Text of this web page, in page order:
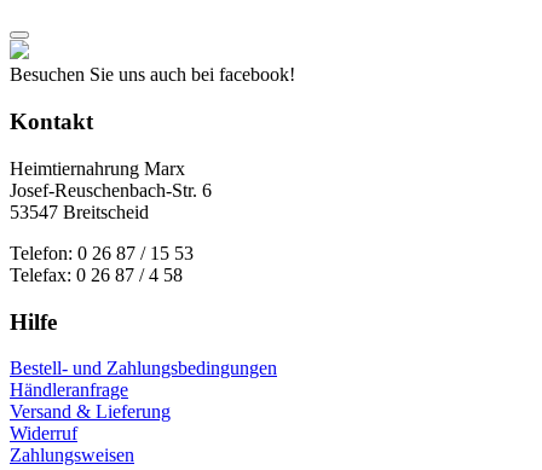
Besuchen Sie uns auch bei facebook!
Kontakt
Heimtiernahrung Marx
Josef-Reuschenbach-Str. 6
53547 Breitscheid
Telefon: 0 26 87 / 15 53
Telefax: 0 26 87 / 4 58
Hilfe
Bestell- und Zahlungsbedingungen
Händleranfrage
Versand & Lieferung
Widerruf
Zahlungsweisen